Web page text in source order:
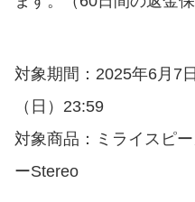
対象期間：2025年6月7
（日）23:59
対象商品：ミライスピ
ーStereo